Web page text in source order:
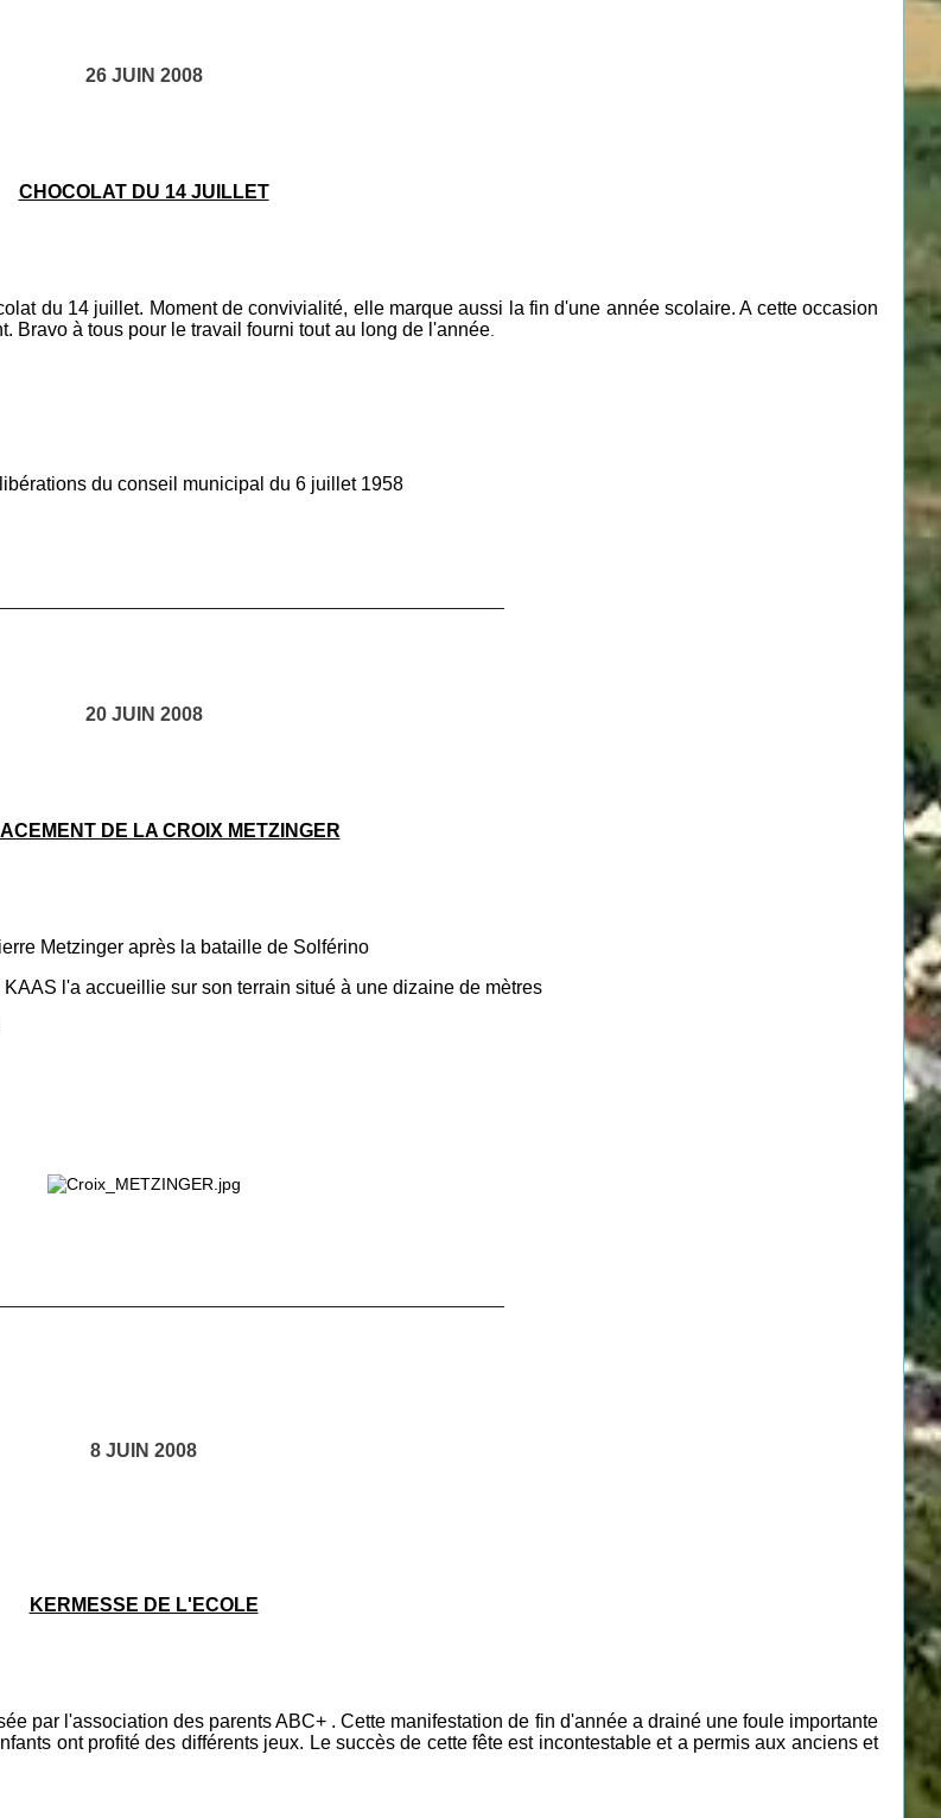
26 JUIN 2008
CHOCOLAT DU 14 JUILLET
du 14 juillet. Moment de convivialité, elle marque aussi la fin d'une année scolaire. A cette occasion
Bravo à tous pour le travail fourni tout au long de l'année
du conseil municipal du 6 juillet 1958
20 JUIN 2008
DE LA CROIX METZINGER
Metzinger après la bataille de Solférino
l'a accueillie sur son terrain situé à une dizaine de mètres
8 JUIN 2008
KERMESSE DE L'ECOLE
par l'association des parents ABC+ . Cette manifestation de fin d'année a drainé une foule importante
ont profité des différents jeux. Le succès de cette fête est incontestable et a permis aux anciens et